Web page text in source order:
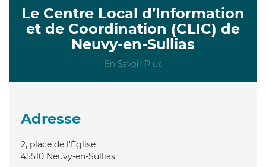
Le Centre Local d’Information
et de Coordination (CLIC) de
Neuvy-en-Sullias
En Savoir Plus
Adresse
2, place de l'Église
45510 Neuvy-en-Sullias